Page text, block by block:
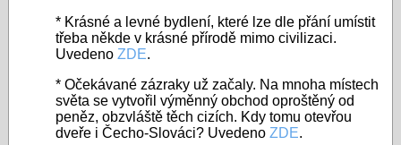
* Krásné a levné bydlení, které lze dle přání umístit
třeba někde v krásné přírodě mimo civilizaci.
Uvedeno ZDE.
* Očekávané zázraky už začaly. Na mnoha místech
světa se vytvořil výměnný obchod oproštěný od
peněz, obzvláště těch cizích. Kdy tomu otevřou
dveře i Čecho-Slováci? Uvedeno ZDE.